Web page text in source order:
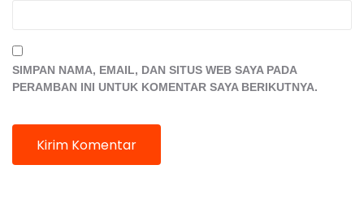
SIMPAN NAMA, EMAIL, DAN SITUS WEB SAYA PADA
PERAMBAN INI UNTUK KOMENTAR SAYA BERIKUTNYA.